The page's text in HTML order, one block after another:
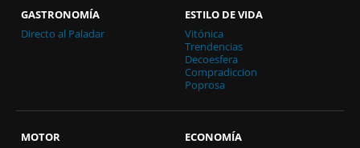
GASTRONOMÍA
Directo al Paladar
ESTILO DE VIDA
Vitónica
Trendencias
Decoesfera
Compradiccion
Poprosa
MOTOR
ECONOMÍA